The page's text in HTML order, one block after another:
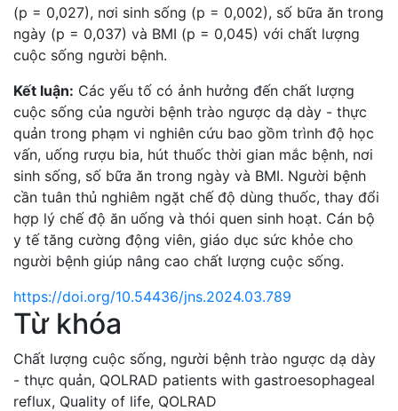
(p = 0,027), nơi sinh sống (p = 0,002), số bữa ăn trong
ngày (p = 0,037) và BMI (p = 0,045) với chất lượng
cuộc sống người bệnh.
Kết luận: Các yếu tố có ảnh hưởng đến chất lượng
cuộc sống của người bệnh trào ngược dạ dày - thực
quản trong phạm vi nghiên cứu bao gồm trình độ học
vấn, uống rượu bia, hút thuốc thời gian mắc bệnh, nơi
sinh sống, số bữa ăn trong ngày và BMI. Người bệnh
cần tuân thủ nghiêm ngặt chế độ dùng thuốc, thay đổi
hợp lý chế độ ăn uống và thói quen sinh hoạt. Cán bộ
y tế tăng cường động viên, giáo dục sức khỏe cho
người bệnh giúp nâng cao chất lượng cuộc sống.
https://doi.org/10.54436/jns.2024.03.789
Từ khóa
Chất lượng cuộc sống, người bệnh trào ngược dạ dày
- thực quản, QOLRAD patients with gastroesophageal
reflux, Quality of life, QOLRAD